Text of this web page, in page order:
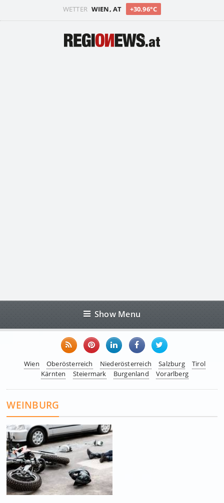
WETTER WIEN, AT +30.96°C
Show Menu
Wien Oberösterreich Niederösterreich Salzburg
Tirol
Kärnten
Steiermark Burgenland Vorarlberg
WEINBURG